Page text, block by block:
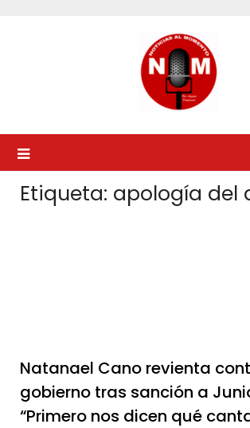
Etiqueta: apología del
Natanael Cano revienta
gobierno tras sanción a
“Primero nos dicen qué